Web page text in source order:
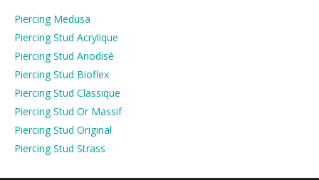
Piercing Medusa
Piercing Stud Acrylique
Piercing Stud Anodisé
Piercing Stud Bioflex
Piercing Stud Classique
Piercing Stud Or Massif
Piercing Stud Original
Piercing Stud Strass